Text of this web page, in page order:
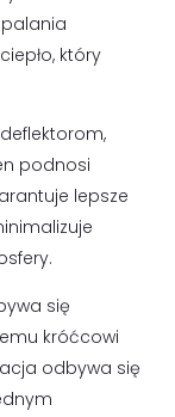
który
podnosi
lepsze
się
króćcowi
odbywa się